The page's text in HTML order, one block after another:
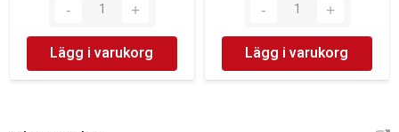
Lägg i varukorg Lägg i varukorg